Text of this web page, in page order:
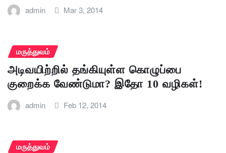
admin Mar 3, 2014
மருத்துவம்
அடிவயிற்றில் தங்கியுள்ள கொழுப்பை
குறைக்க வேண்டுமா? இதோ 10 வழிகள்!
admin Feb 12, 2014
மருத்துவம்